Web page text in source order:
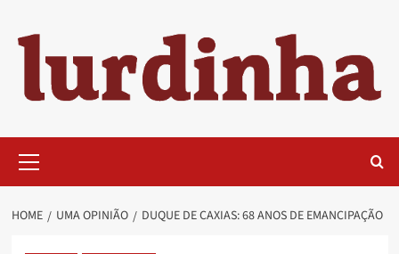
content
Menu
HOME UMA OPINIÃO DUQUE DE CAXIAS: 68 ANOS DE EMANCIPAÇÃO